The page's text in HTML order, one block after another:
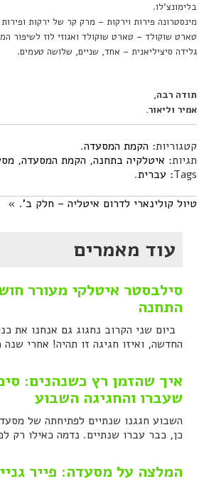
בלימונצ'לו.
מינסטרונה פירות וירקות – מרק קר של ירקות ופירות
טארט שוקולד – טארט שוקולד ואגוזי לוז לשיפור
גלידה סיציליאנית – אחד, שניים, שלושה טעמים.
תודה רבה,
אמיר וליאור.
קטגוריות: הקמת המסעדה.
תגיות: איטלקיה בתחנה, הקמת המסעדה,
Tags: עברית.
טיול קולינארי לדרום איטליה – חלק ב'. »
עוד מאמרים
סילבסטר איטלקי מעורר
התחנה
ביום שני הקרוב נחגוג גם אנחנו את
החדשה, ואיזו חגיגה זו תהיה! אחרי
איך שהזמן רץ כשנהנים:
שעברו והחגיגה השבוע
השבוע חגגנו שנתיים לפתיחתה של
כן, כבר עברו שנתיים. נדמה כאילו רק
המלצה על מסעדה: פייר